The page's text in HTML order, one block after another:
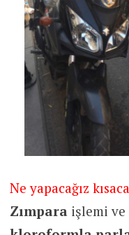
Ne yapacağız
Zımpara işlemi ve